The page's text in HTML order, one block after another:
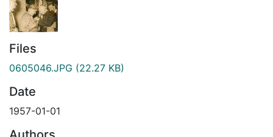
Files
0605046.JPG (22.27 KB)
Date
1957-01-01